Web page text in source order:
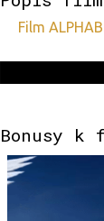
film
Bonusy k